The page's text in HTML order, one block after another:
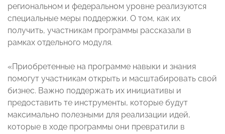
региональном и федеральном уровне реализуются
специальные меры поддержки. О том, как их
получить, участникам программы рассказали в
рамках отдельного модуля.
«Приобретенные на программе навыки и знания
помогут участникам открыть и масштабировать свой
бизнес. Важно поддержать их инициативы и
предоставить те инструменты, которые будут
максимально полезными для реализации идей,
которые в ходе программы они превратили в